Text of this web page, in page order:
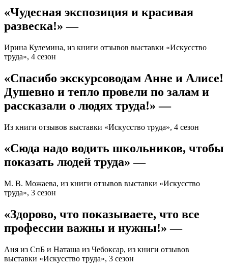
«Чудесная экспозиция и красивая
развеска!» —
Ирина Кулемина, из книги отзывов выставки «Искусство
труда», 4 сезон
«Спасибо экскурсоводам Анне и Алисе!
Душевно и тепло провели по залам и
рассказали о людях труда!» —
Из книги отзывов выставки «Искусство труда», 4 сезон
«Сюда надо водить школьников, чтобы
показать людей труда» —
М. В. Можаева, из книги отзывов выставки «Искусство
труда», 3 сезон
«Здорово, что показываете, что все
профессии важны и нужны!» —
Аня из СпБ и Наташа из Чебоксар, из книги отзывов
выставки «Искусство труда», 3 сезон